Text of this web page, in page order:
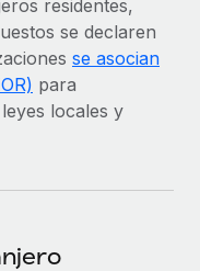
residentes,
se declaren
se asocian
para
locales y